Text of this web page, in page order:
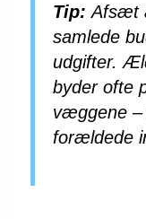
Tip: Afsæt
samlede
udgifter.
byder ofte
væggene –
forældede